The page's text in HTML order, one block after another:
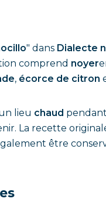
" dans Dialecte
comprend noyer
, écorce de citron
lieu chaud
La recette
être